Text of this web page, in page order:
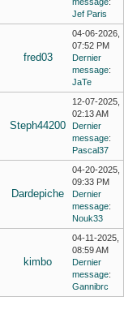
Jef Paris
fred03
04-06-2026,
07:52 PM
Dernier
message:
JaTe
Steph44200
12-07-2025,
02:13 AM
Dernier
message:
Pascal37
Dardepiche
04-20-2025,
09:33 PM
Dernier
message:
Nouk33
kimbo
04-11-2025,
08:59 AM
Dernier
message:
Gannibrc